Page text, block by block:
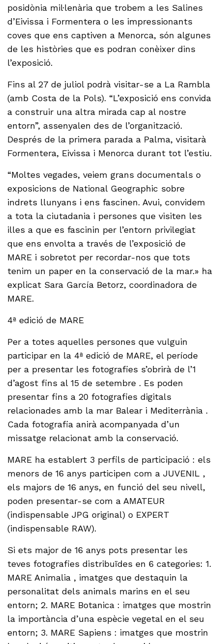
posidònia mil·lenària que trobem a les Salines
d’Eivissa i Formentera o les impressionants
coves que ens captiven a Menorca, són algunes
de les històries que es podran conèixer dins
l’exposició.
Fins al 27 de juliol podrà visitar-se a La Rambla
(amb Costa de la Pols). “L’exposició ens convida
a construir una altra mirada cap al nostre
entorn”, assenyalen des de l’organització.
Després de la primera parada a Palma, visitarà
Formentera, Eivissa i Menorca durant tot l’estiu.
“Moltes vegades, veiem grans documentals o
exposicions de National Geographic sobre
indrets llunyans i ens fascinen. Avui, convidem
a tota la ciutadania i persones que visiten les
illes a que es fascinin per l’entorn privilegiat
que ens envolta a través de l’exposició de
MARE i sobretot per recordar-nos que tots
tenim un paper en la conservació de la mar.» ha
explicat Sara García Betorz, coordinadora de
MARE.
4ª edició de MARE
Per a totes aquelles persones que vulguin
participar en la 4ª edició de MARE, el període
per a presentar les fotografies s’obrirà de l’1
d’agost fins al 15 de setembre . Es poden
presentar fins a 20 fotografies digitals
relacionades amb la mar Balear i Mediterrània .
Cada fotografia anirà acompanyada d’un
missatge relacionat amb la conservació.
MARE ha establert 3 perfils de participació : els
menors de 16 anys participen com a JUVENIL ,
els majors de 16 anys, en funció del seu nivell,
poden presentar-se com a AMATEUR
(indispensable JPG original) o EXPERT
(indispensable RAW).
Si ets major de 16 anys pots presentar les
teves fotografies distribuïdes en 6 categories: 1.
MARE Animalia , imatges que destaquin la
personalitat dels animals marins en el seu
entorn; 2. MARE Botanica : imatges que mostrin
la importància d’una espècie vegetal en el seu
entorn; 3. MARE Sapiens : imatges que mostrin